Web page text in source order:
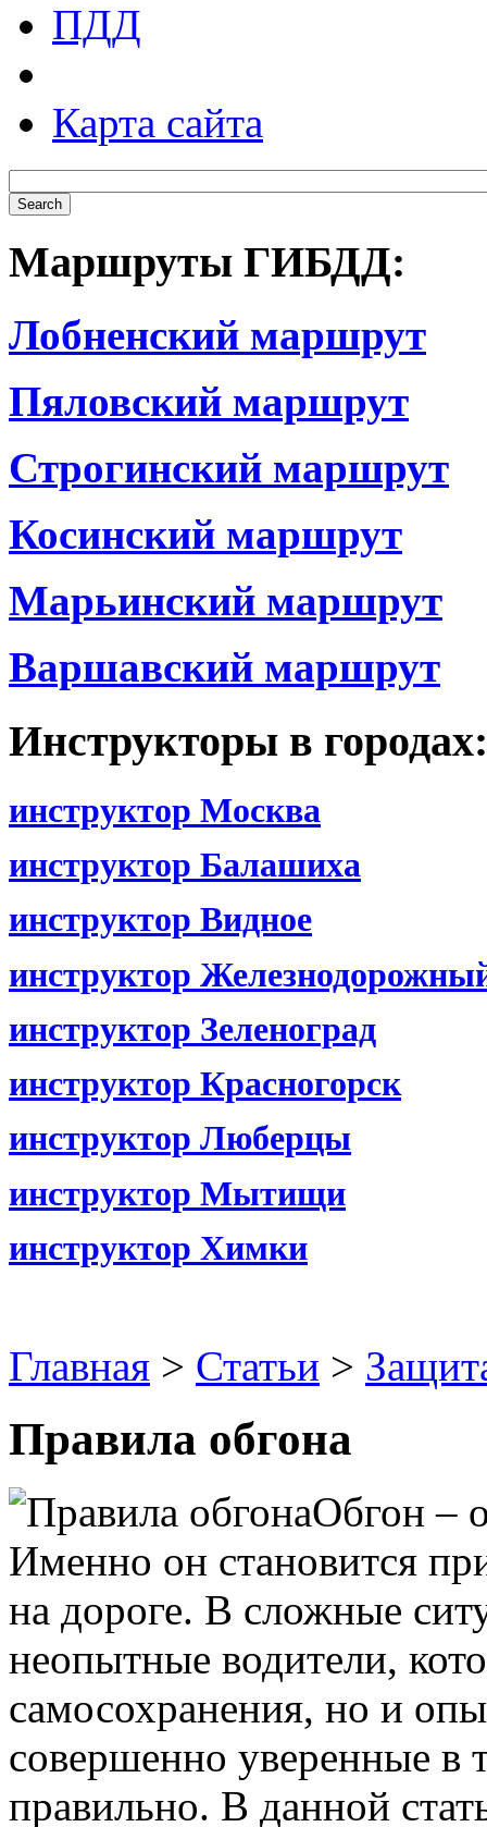
ПДД
Карта сайта
Маршруты ГИБДД:
Лобненский маршрут
Пяловский маршрут
Строгинский маршрут
Косинский маршрут
Марьинский маршрут
Варшавский маршрут
Инструкторы в городах:
инструктор Москва
инструктор Балашиха
инструктор Видное
инструктор
инструктор Зеленоград
инструктор Красногорск
инструктор Люберцы
инструктор Мытищи
инструктор Химки
Главная > Статьи >
Правила обгона
Обгон –
Именно он становится
на дороге. В сложные
неопытные водители,
самосохранения, но и
совершенно уверенные в
правильно. В данной